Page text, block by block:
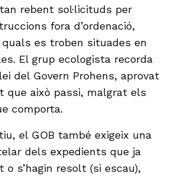
rebent sol·licituds per
fora d’ordenació,
es troben situades en
El grup ecologista recorda
del Govern Prohens, aprovat
que això passi, malgrat els
comporta.
el GOB també exigeix una
dels expedients que ja
s’hagin resolt (si escau),